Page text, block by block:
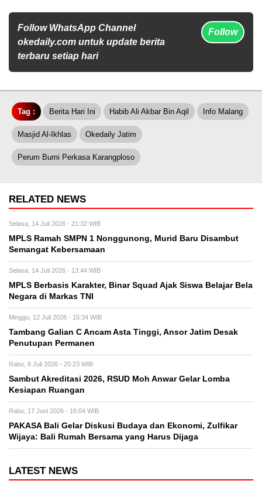
Follow WhatsApp Channel
okedaily.com untuk update berita
terbaru setiap hari
Follow
Tag : Berita Hari Ini Habib Ali Akbar Bin Aqil Info Malang
Masjid Al-Ikhlas Okedaily Jatim
Perum Bumi Perkasa Karangploso
RELATED NEWS
Selasa, 14 Juli 2026 - 21:32 WIB
MPLS Ramah SMPN 1 Nonggunong, Murid Baru Disambut
Semangat Kebersamaan
Selasa, 14 Juli 2026 - 13:44 WIB
MPLS Berbasis Karakter, Binar Squad Ajak Siswa Belajar Bela
Negara di Markas TNI
Minggu, 12 Juli 2026 - 15:34 WIB
Tambang Galian C Ancam Asta Tinggi, Ansor Jatim Desak
Penutupan Permanen
Rabu, 8 Juli 2026 - 20:23 WIB
Sambut Akreditasi 2026, RSUD Moh Anwar Gelar Lomba
Kesiapan Ruangan
Rabu, 17 Juni 2026 - 16:04 WIB
PAKASA Bali Gelar Diskusi Budaya dan Ekonomi, Zulfikar
Wijaya: Bali Rumah Bersama yang Harus Dijaga
LATEST NEWS